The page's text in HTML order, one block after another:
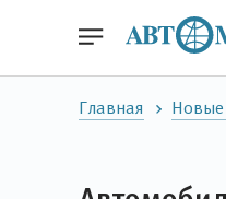
Главная Новые